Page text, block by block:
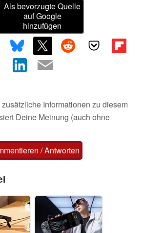
Als bevorzugte Quelle
auf Google
hinzufügen
Informationen zu diesem
Deine Meinung (auch ohne
/ Antworten